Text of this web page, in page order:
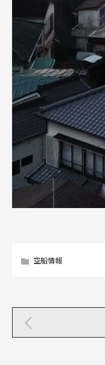
空船情報